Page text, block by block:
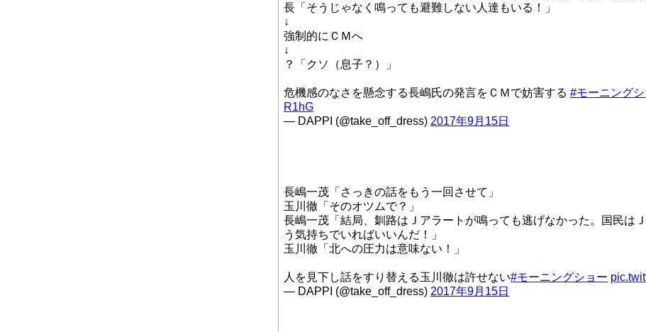
長「そうじゃなく鳴っても避難しない人達もいる！」
↓
強制的にＣＭへ
↓
？「クソ（息子？）」
危機感のなさを懸念する長嶋氏の発言をＣＭで妨害する #モーニング
R1hG
— DAPPI (@take_off_dress) 2017年9月15日
長嶋一茂「さっきの話をもう一回させて」
玉川徹「そのオツムで？」
長嶋一茂「結局、釧路はＪアラートが鳴っても逃げなかった。国民は
う気持ちでいればいいんだ！」
玉川徹「北への圧力は意味ない！」
人を見下し話をすり替える玉川徹は許せない#モーニングショー
— DAPPI (@take_off_dress) 2017年9月15日